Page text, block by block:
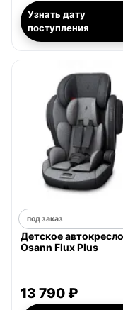
Узнать дату
поступления
под заказ
Детское автокресло
Osann Flux Plus
13 790 ₽